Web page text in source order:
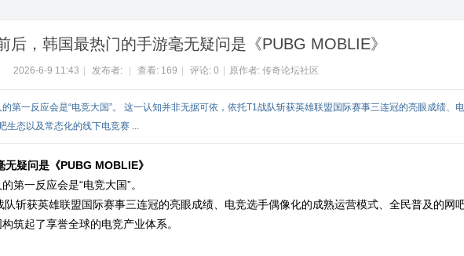
后，韩国最热门的手游毫无疑问是《PUBG MOBLIE》
2026-6-9 11:43 发布者: 查看: 169 评论: 0 原作者: 传奇论坛社区
第一反应会是“电竞大国”。 这一认知并非无据可依，依托T1战队斩获英雄联盟国际赛事三连冠的亮眼成绩、
生态以及常态化的线下电竞赛 ...
疑问是《PUBG MOBLIE》
第一反应会是“电竞大国”。
斩获英雄联盟国际赛事三连冠的亮眼成绩、电竞选手偶像化的成熟运营模式、全民普及的网
筑起了享誉全球的电竞产业体系。